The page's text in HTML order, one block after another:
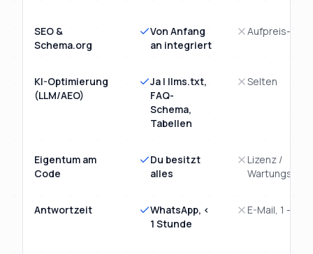
SEO &
Schema.org
Von Anfang
an integriert
Aufpreis-
KI-Optimierung
(LLM/AEO)
Ja | llms.txt,
FAQ-
Schema,
Tabellen
Selten
Eigentum am
Code
Du besitzt
alles
Lizenz /
Antwortzeit
WhatsApp, <
1 Stunde
E-Mail, 1 - 3